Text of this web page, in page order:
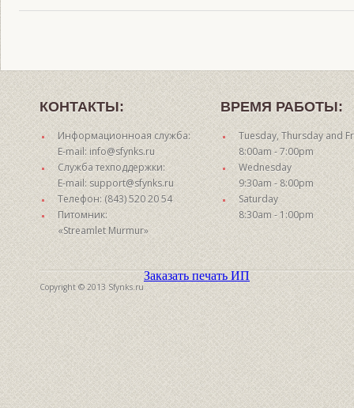
КОНТАКТЫ:
Информационноая служба:
E-mail: info@sfynks.ru
Служба техподдержки:
E-mail: support@sfynks.ru
Телефон: (843) 520 20 54
Питомник:
«Streamlet Murmur»
ВРЕМЯ РАБОТЫ:
Tuesday, Thursday and
8:00am - 7:00pm
Wednesday
9:30am - 8:00pm
Saturday
8:30am - 1:00pm
Copyright © 2013 Sfynks.ru
Заказать печать ИП